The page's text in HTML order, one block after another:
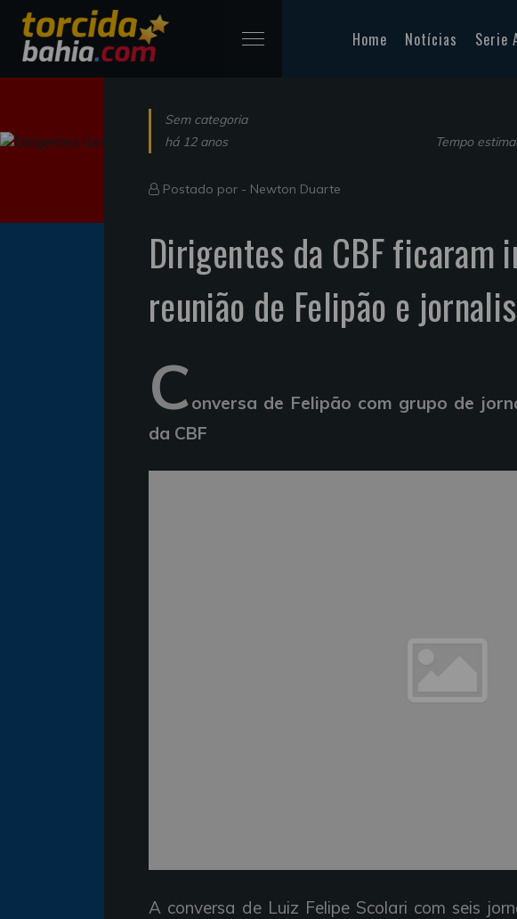
Home Notícias Serie
Sem categoria
há 12 anos
Tempo
Postado por - Newton Duarte
Dirigentes da CBF ficaram
reunião de Felipão e
Conversa de Felipão com grupo de
da CBF
A conversa de Luiz Felipe Scolari com seis